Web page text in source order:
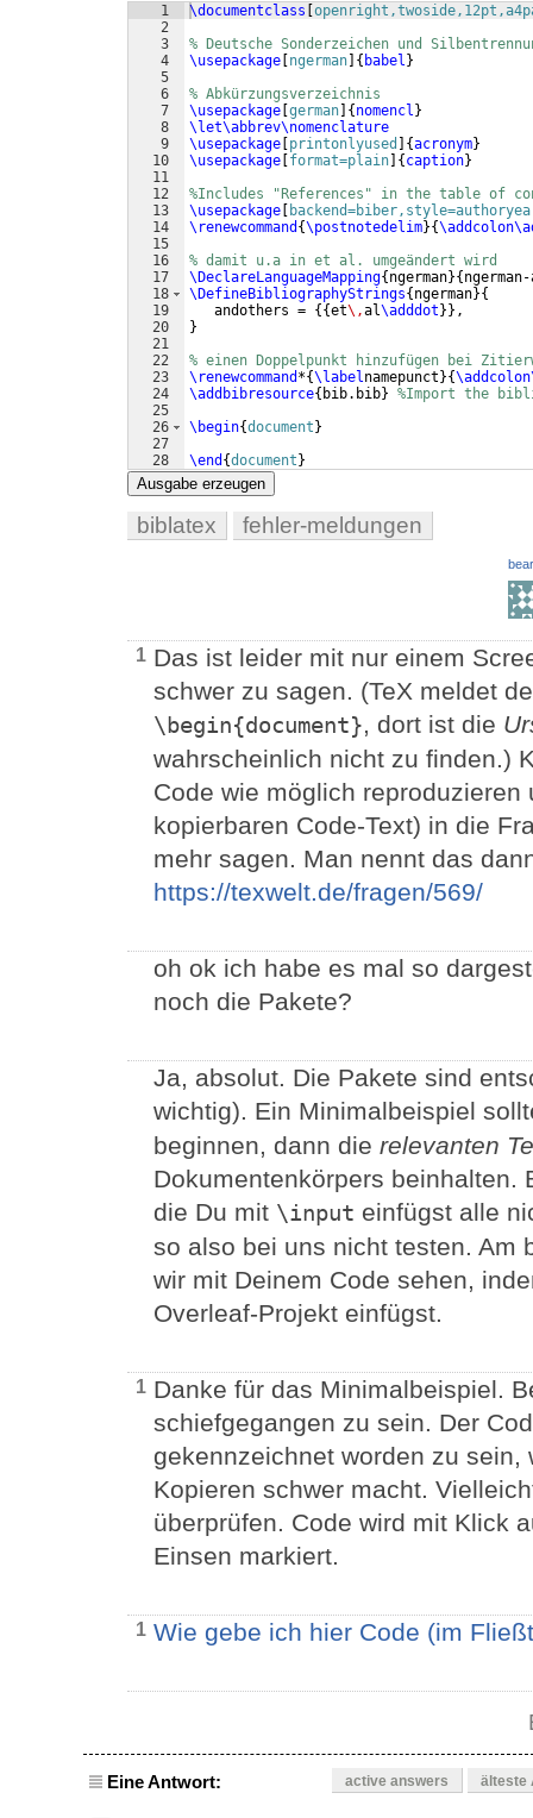
1
2
3
4
5
6
7
8
9
10
11
12
13
14
15
16
17
18
19
20
21
22
23
24
25
26
27
28
\documentclass [
% Deutsche Sonderzeichen und
\usepackage [ngerman] { babel }
% Abkürzungsverzeichnis
\usepackage [german] {nomencl }
\let\abbrev\nomenclature
\usepackage [printonlyused ] {acronym}
\usepackage [format=plain] {caption}
%Includes "References" in the table of
\usepackage [
\renewcommand {\postnotedelim}{
% damit u.a in et al. umgeändert wird
\DeclareLanguageMapping{ngerman}{
\DefineBibliographyStrings{ngerman}{
   andothers =
{{et\,al\adddot}} ,
}
% einen Doppelpunkt hinzufügen bei
\renewcommand *{\label namepunct}{
\addbibresource{ bib.bib} %Import the
\begin{document}
\end {document}
Ausgabe erzeugen
biblatex fehler-meldungen
1 Das ist leider mit nur einem
schwer zu sagen. (TeX meldet
\begin{document}, dort ist die
wahrscheinlich nicht zu finden.)
Code wie möglich
kopierbaren Code-Text) in die
mehr sagen. Man nennt das
https://texwelt.de/fragen/569/
oh ok ich habe es mal so
noch die Pakete?
Ja, absolut. Die Pakete sind
wichtig). Ein Minimalbeispiel
beginnen, dann die relevanten
Dokumentenkörpers beinhalten.
die Du mit \input einfügst alle
so also bei uns nicht testen. Am
wir mit Deinem Code sehen,
Overleaf-Projekt einfügst.
1 Danke für das Minimalbeispiel.
schiefgegangen zu sein. Der
gekennzeichnet worden zu
Kopieren schwer macht.
überprüfen. Code wird mit Klick
Einsen markiert.
1 Wie gebe ich hier Code (im
Eine Antwort: active answers älteste